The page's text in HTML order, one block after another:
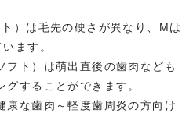
）は毛先の硬さが異なり、Mは
ます。
フト）は萌出直後の歯肉なども
することができます。
な歯肉～軽度歯周炎の方向け